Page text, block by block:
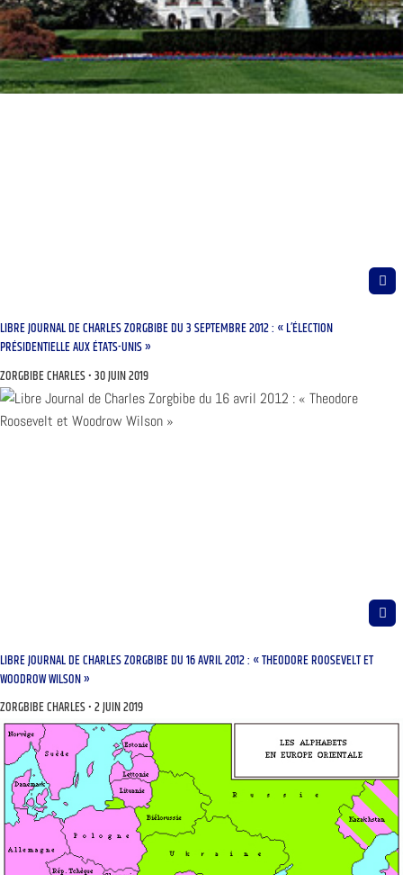
LIBRE JOURNAL DE CHARLES ZORGBIBE DU 3 SEPTEMBRE 2012 : « L’ÉLECTION
PRÉSIDENTIELLE AUX ÉTATS-UNIS »
ZORGBIBE CHARLES 30 JUIN 2019
LIBRE JOURNAL DE CHARLES ZORGBIBE DU 16 AVRIL 2012 : « THEODORE ROOSEVELT ET
WOODROW WILSON »
ZORGBIBE CHARLES 2 JUIN 2019